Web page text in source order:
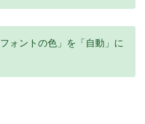
ォントの色」を「自動」に